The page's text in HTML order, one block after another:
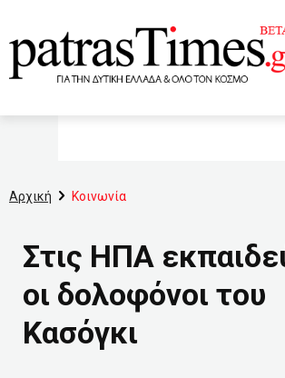
Αρχική Κοινωνία
Στις ΗΠΑ
οι δολοφόνοι του
Κασόγκι